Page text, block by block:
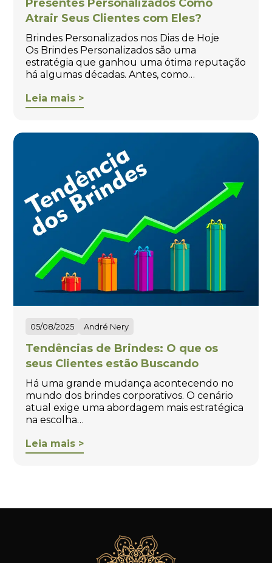
Presentes Personalizados Como
Atrair Seus Clientes com Eles?
Brindes Personalizados nos Dias de Hoje
Os Brindes Personalizados são uma
estratégia que ganhou uma ótima reputação
há algumas décadas. Antes, como…
Leia mais >
05/08/2025 André Nery
Tendências de Brindes: O que os
seus Clientes estão Buscando
Há uma grande mudança acontecendo no
mundo dos brindes corporativos. O cenário
atual exige uma abordagem mais estratégica
na escolha…
Leia mais >